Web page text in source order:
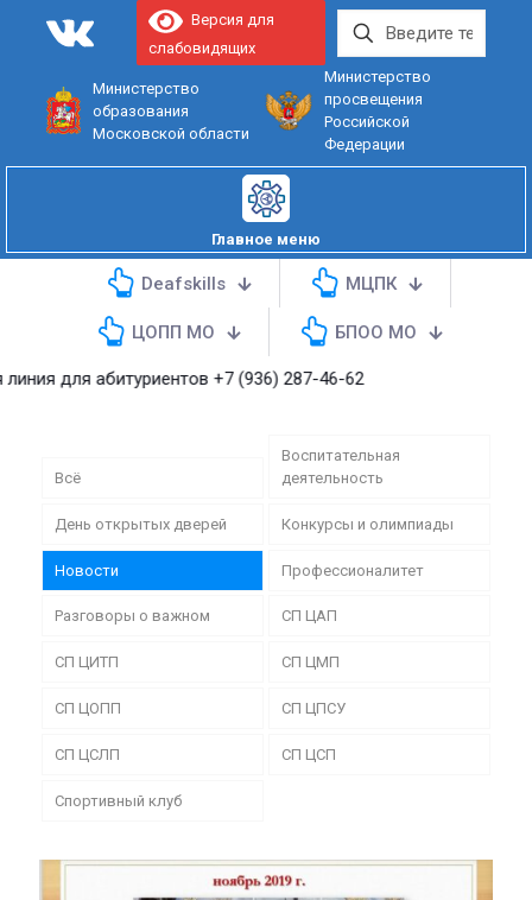
Министерство
образования
Московской области
Министерство
просвещения
Российской
Федерации
Версия для
слабовидящих
Главное меню
Deafskills МЦПК
ЦОПП МО БПОО МО
абитуриентов+7 (936) 287-46-62
Всё
Воспитательная
деятельность
День открытых дверей Конкурсы и олимпиады
Новости Профессионалитет
Разговоры о важном СП ЦАП
СП ЦИТП СП ЦМП
СП ЦОПП СП ЦПСУ
СП ЦСЛП СП ЦСП
Спортивный клуб